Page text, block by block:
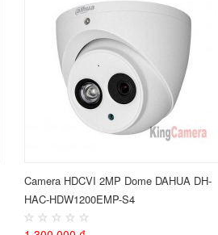
Camera HDCVI 2MP Dome DAHUA DH-
HAC-HDW1200EMP-S4